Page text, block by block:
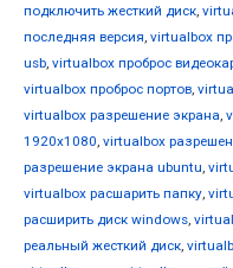
подключить жесткий диск,
последняя версия, virtualbox
usb, virtualbox проброс
virtualbox проброс портов,
virtualbox разрешение экрана,
1920x1080, virtualbox
разрешение экрана ubuntu,
virtualbox расшарить папку,
расширить диск windows,
реальный жесткий диск,